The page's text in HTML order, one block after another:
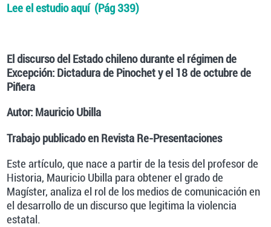
Lee el estudio aquí (Pág 339)
El discurso del Estado chileno durante el régimen de
Excepción: Dictadura de Pinochet y el 18 de octubre de
Piñera
Autor: Mauricio Ubilla
Trabajo publicado en Revista Re-Presentaciones
Este artículo, que nace a partir de la tesis del profesor de
Historia, Mauricio Ubilla para obtener el grado de
Magíster, analiza el rol de los medios de comunicación en
el desarrollo de un discurso que legitima la violencia
estatal.